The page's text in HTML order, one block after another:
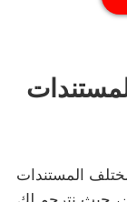
المستندات